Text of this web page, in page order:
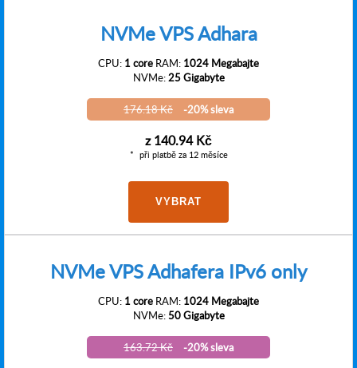
NVMe VPS Adhara
CPU: 1 core RAM: 1024 Megabajte
NVMe:25 Gigabyte
176.18 Kč -20% sleva
z140.94 Kč
při platbě za 12 měsíce
VYBRAT
NVMe VPS Adhafera IPv6 only
CPU: 1 core RAM: 1024 Megabajte
NVMe:50 Gigabyte
163.72 Kč -20% sleva